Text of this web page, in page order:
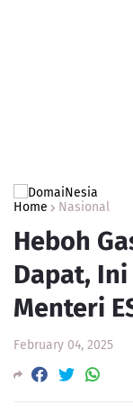
Home Nasional
Heboh
Dapat,
Menteri
February 04, 2025